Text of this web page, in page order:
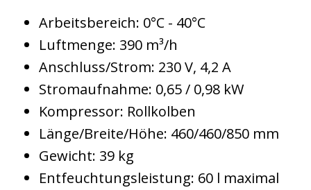
Arbeitsbereich: 0°C - 40°C
Luftmenge: 390 m³/h
Anschluss/Strom: 230 V, 4,2 A
Stromaufnahme: 0,65 / 0,98 kW
Kompressor: Rollkolben
Länge/Breite/Höhe: 460/460/850 mm
Gewicht: 39 kg
Entfeuchtungsleistung: 60 l maximal